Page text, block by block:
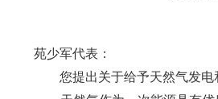
苑少军代表：
您提出关于给予天然气发电